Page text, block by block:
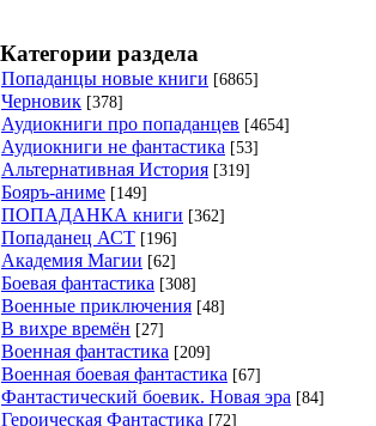
Категории раздела
Попаданцы новые книги [6865]
Черновик [378]
Аудиокниги про попаданцев [4654]
Аудиокниги не фантастика [53]
Альтернативная История [319]
Бояръ-аниме [149]
ПОПАДАНКА книги [362]
Попаданец АСТ [196]
Академия Магии [62]
Боевая фантастика [308]
Военные приключения [48]
В вихре времён [27]
Военная фантастика [209]
Военная боевая фантастика [67]
Фантастический боевик. Новая эра [84]
Героическая Фантастика [72]